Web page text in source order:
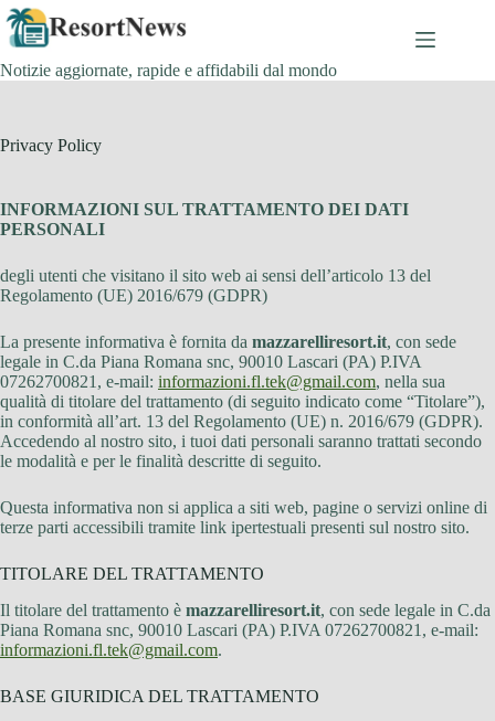
Salta
al
contenuto
Notizie aggiornate, rapide e affidabili dal mondo
Privacy Policy
INFORMAZIONI SUL TRATTAMENTO DEI DATI
PERSONALI
degli utenti che visitano il sito web ai sensi dell’articolo 13 del
Regolamento (UE) 2016/679 (GDPR)
La presente informativa è fornita da mazzarelliresort.it, con sede
legale in C.da Piana Romana snc, 90010 Lascari (PA) P.IVA
07262700821, e-mail: informazioni.fl.tek@gmail.com, nella sua
qualità di titolare del trattamento (di seguito indicato come “Titolare”),
in conformità all’art. 13 del Regolamento (UE) n. 2016/679 (GDPR).
Accedendo al nostro sito, i tuoi dati personali saranno trattati secondo
le modalità e per le finalità descritte di seguito.
Questa informativa non si applica a siti web, pagine o servizi online di
terze parti accessibili tramite link ipertestuali presenti sul nostro sito.
TITOLARE DEL TRATTAMENTO
Il titolare del trattamento è mazzarelliresort.it, con sede legale in C.da
Piana Romana snc, 90010 Lascari (PA) P.IVA 07262700821, e-mail:
informazioni.fl.tek@gmail.com.
BASE GIURIDICA DEL TRATTAMENTO